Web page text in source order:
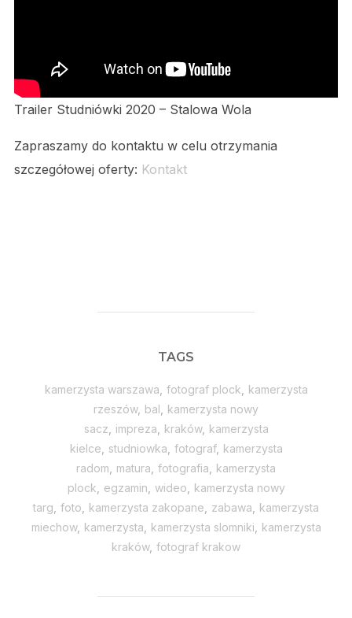
Trailer Studniówki 2020 – Stalowa Wola
Zapraszamy do kontaktu w celu otrzymania
szczegółowej oferty: Kontakt
TAGS
kamerzysta warszawa fotograf plock
kamerzysta
rzeszów, bal
kamerzysta nowy
sacz
impreza kraków, kamerzysta
kielce
studniowka fotograf, kamerzysta
radom
matura fotografia
kamerzysta
plock
egzamin wideo
kamerzysta nowy
targ foto kamerzysta zakopane zabawa
kamerzysta
miechow, kamerzysta kamerzysta slomniki
kamerzysta
kraków, fotograf krakow